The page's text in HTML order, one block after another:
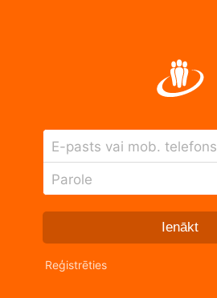
E-pasts vai mob. telefons
Parole
Ienākt
Reģistrēties